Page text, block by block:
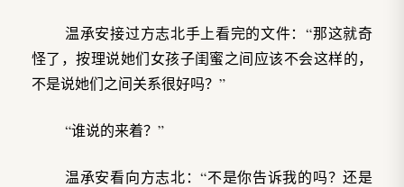
温承安接过方志北手上看完的文件：“那这就奇
怪了，按理说她们女孩子闺蜜之间应该不会这样的，
不是说她们之间关系很好吗？”
“谁说的来着？”
温承安看向方志北：“不是你告诉我的吗？还是